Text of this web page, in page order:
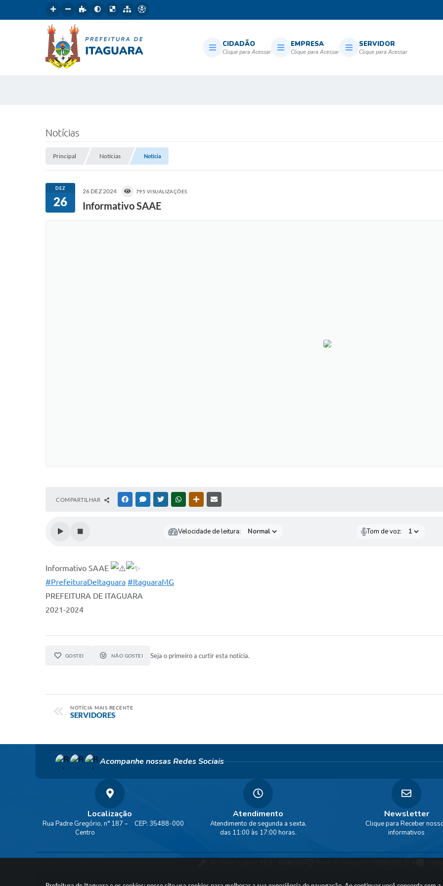
CIDADÃO EMPRESA SERVIDOR
Notícias
Principal Notícias Notícia
DEZ
26
26 DEZ 2024 795 VISUALIZAÇÕES
Informativo SAAE
COMPARTILHAR FACEBOOKMESSENGER
TWITTERWHATSAPPOUTRAS MÍDIAS
Velocidade de leitura: Tom de voz:
Informativo SAAE
#PrefeituraDeItaguara #ItaguaraMG
PREFEITURA DE ITAGUARA
2021-2024
GOSTEI NÃO GOSTEI Seja o primeiro a curtir esta notícia.
NOTÍCIA MAIS RECENTE
SERVIDORES
Acompanhe nossas Redes Sociais
Localização
Rua Padre Gregório, n° 187 –
Centro
CEP: 35488-000
Atendimento
Atendimento de segunda a sexta,
das 11:00 às 17:00 horas.
Newsletter
Clique para Receber
informativos